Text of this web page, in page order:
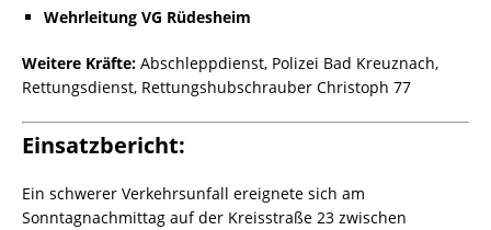
Wehrleitung VG Rüdesheim
Weitere Kräfte: Abschleppdienst, Polizei Bad Kreuznach,
Rettungsdienst, Rettungshubschrauber Christoph 77
Einsatzbericht:
Ein schwerer Verkehrsunfall ereignete sich am
Sonntagnachmittag auf der Kreisstraße 23 zwischen